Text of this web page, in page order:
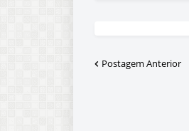
Postagem Anterior